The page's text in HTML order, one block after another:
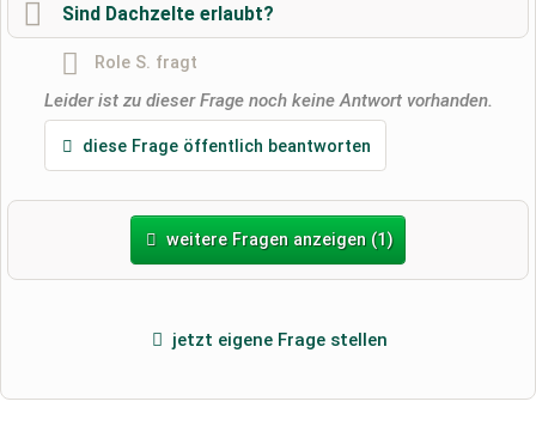
Sind Dachzelte erlaubt?
Role S. fragt
Leider ist zu dieser Frage noch keine Antwort vorhanden.
diese Frage öffentlich beantworten
weitere Fragen anzeigen (1)
jetzt eigene Frage stellen